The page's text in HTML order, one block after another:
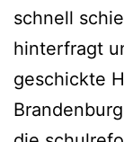
schnell
hinterfragt
geschickte